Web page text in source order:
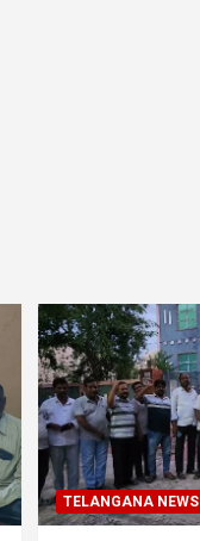
TELANGANA NEWS